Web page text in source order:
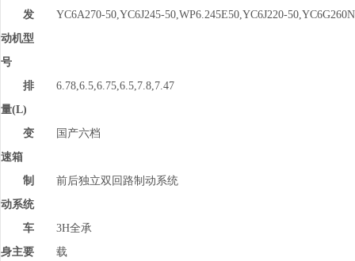
发
动机型
号
YC6A270-50,YC6J245-50,WP6.245E50,YC6J220-
排
量(L)
6.78,6.5,6.75,6.5,7.8,7.47
变
速箱
国产六档
制
动系统
前后独立双回路制动系统
车
身主要
3H全承
载